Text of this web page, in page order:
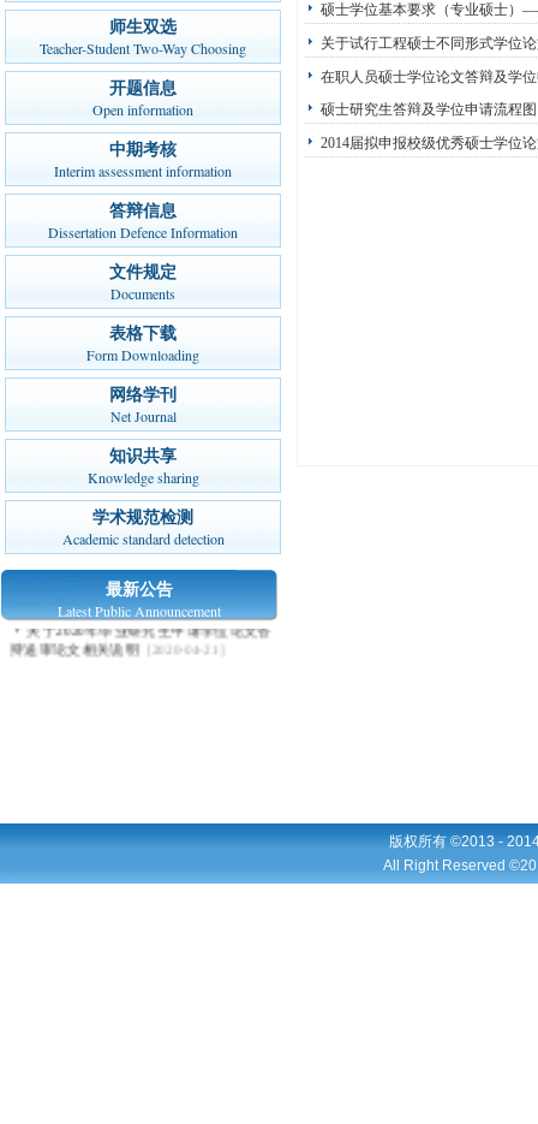
师生双选
Teacher-Student Two-Way Choosing
开题信息
Open information
中期考核
Interim assessment information
答辩信息
Dissertation Defence Information
文件规定
Documents
表格下载
Form Downloading
网络学刊
Net Journal
知识共享
Knowledge sharing
学术规范检测
Academic standard detection
最新公告
Latest Public Announcement
关于2020年毕业研究生申请学位论文答
辩送审论文相关说明 [2020-04-21]
硕士学位基本要求（专业硕士）
关于试行工程硕士不同形式学位
在职人员硕士学位论文答辩及学
硕士研究生答辩及学位申请流程图
2014届拟申报校级优秀硕士学位
版权所有 ©2013 -
All Right Reserved